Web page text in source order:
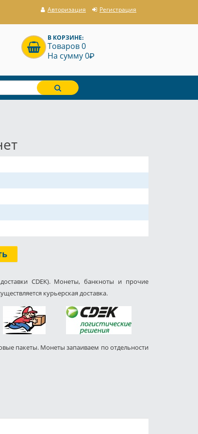
Авторизация Регистрация
В КОРЗИНЕ:
Товаров 0
На сумму 0P
CDEK). Монеты, банкноты и прочие
курьерская доставка.
пакеты. Монеты запаиваем по отдельности